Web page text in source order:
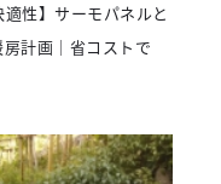
性】サーモパネルと
計画｜省コストで